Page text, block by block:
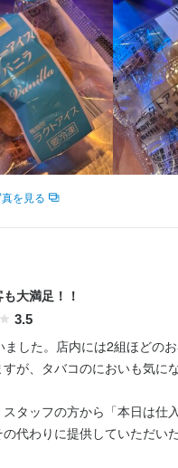
を見る
大満足！！
3.5
ました。店内には2組ほどの
が、タバコのにおいも気に
スタッフの方から「本日は仕
代わりに提供していただい
バイト ホールスタッフ
正社員 ホールスタッフ
バイト 調理補助
バイト 調理補助
バイト ホールスタッフ
田駅前店
北区堂山町2-11 MKビートルビ
者名